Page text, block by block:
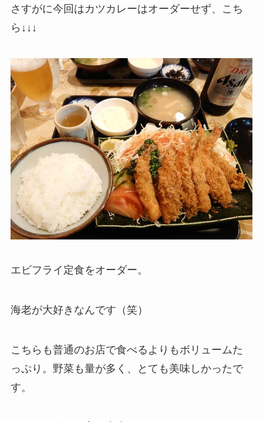
さすがに今回はカツカレーはオーダーせず、こち
ら↓↓↓
エビフライ定食をオーダー。
海老が大好きなんです（笑）
こちらも普通のお店で食べるよりもボリュームた
っぷり。野菜も量が多く、とても美味しかったで
す。